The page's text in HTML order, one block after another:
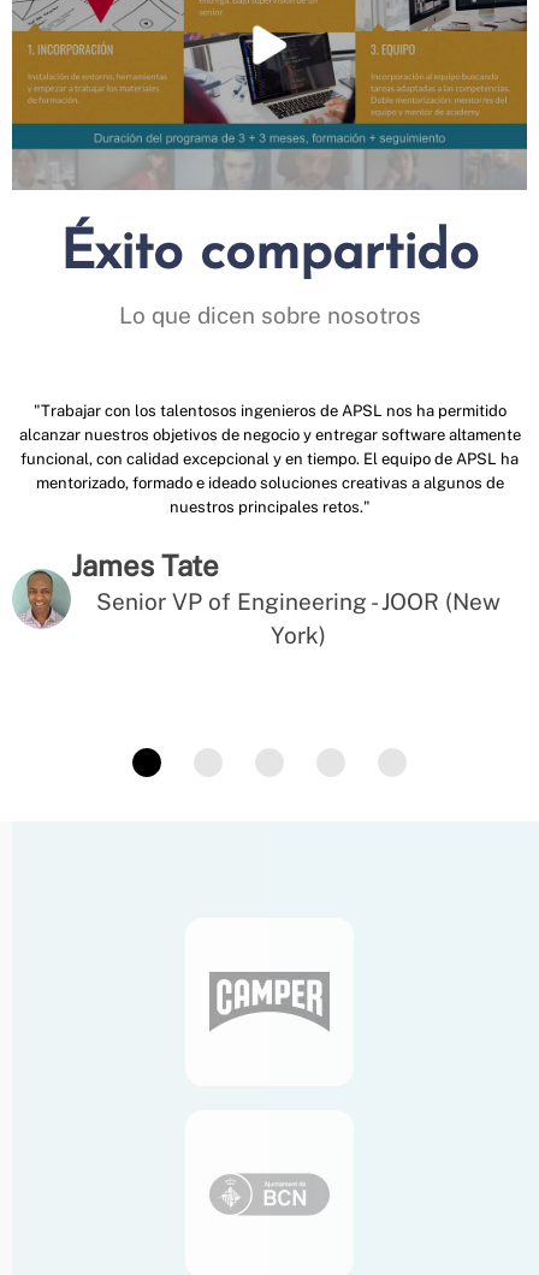
Éxito compartido
Lo que dicen sobre nosotros
"Trabajar con los talentosos ingenieros de APSL nos ha permitido
alcanzar nuestros objetivos de negocio y entregar software altamente
funcional, con calidad excepcional y en tiempo. El equipo de APSL ha
mentorizado, formado e ideado soluciones creativas a algunos de
nuestros principales retos."
James Tate
Senior VP of Engineering - JOOR (New
York)